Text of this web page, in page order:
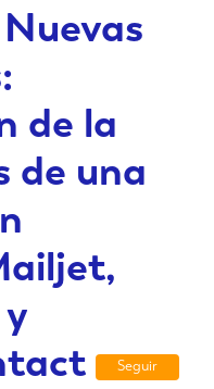
de la
de una
Seguir